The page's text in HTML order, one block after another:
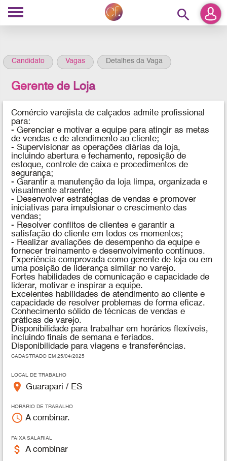
search
Candidato Vagas Detalhes da Vaga
Gerente de Loja
Comércio varejista de calçados admite profissional
para:
- Gerenciar e motivar a equipe para atingir as metas
de vendas e de atendimento ao cliente;
- Supervisionar as operações diárias da loja,
incluindo abertura e fechamento, reposição de
estoque, controle de caixa e procedimentos de
segurança;
- Garantir a manutenção da loja limpa, organizada e
visualmente atraente;
- Desenvolver estratégias de vendas e promover
iniciativas para impulsionar o crescimento das
vendas;
- Resolver conflitos de clientes e garantir a
satisfação do cliente em todos os momentos;
- Realizar avaliações de desempenho da equipe e
fornecer treinamento e desenvolvimento contínuos.
Experiência comprovada como gerente de loja ou em
uma posição de liderança similar no varejo.
Fortes habilidades de comunicação e capacidade de
liderar, motivar e inspirar a equipe.
Excelentes habilidades de atendimento ao cliente e
capacidade de resolver problemas de forma eficaz.
Conhecimento sólido de técnicas de vendas e
práticas de varejo.
Disponibilidade para trabalhar em horários flexíveis,
incluindo finais de semana e feriados.
Disponibilidade para viagens e transferências.
CADASTRADO EM 25/04/2025
LOCAL DE TRABALHO
place Guarapari / ES
HORÁRIO DE TRABALHO
access_time A combinar.
FAIXA SALARIAL
attach_money A combinar